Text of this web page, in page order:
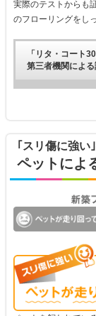
実際のテストからも
のフローリングをし
「リタ・コート30
第三者機関によ
｢スリ傷に強い
ペットによ